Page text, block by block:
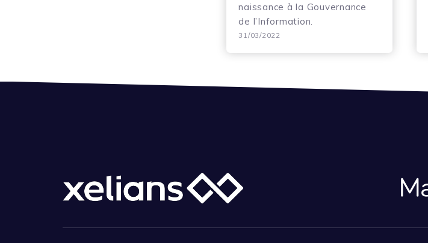
naissance à la Gouvernance
de l’Information.
31/03/2022